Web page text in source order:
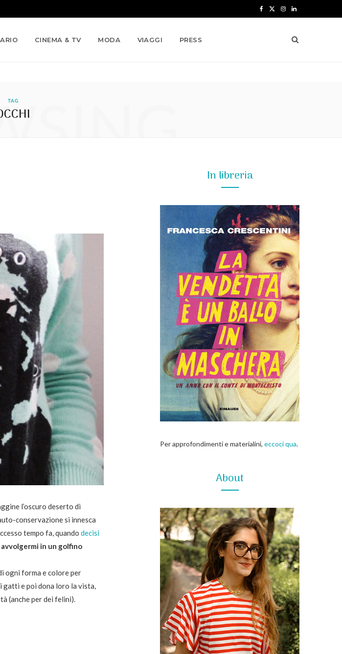
I L
n
CINEMA & TV MODA VIAGGI PRESS
TAG
l’oscuro deserto di
conservazione si innesca
tempo fa, quando decisi
in un golfino
ogni forma e colore per
gatti e poi dona loro la vista,
(anche per dei felini).
In libreria
Per approfondimenti e materialini, eccoci qua.
About